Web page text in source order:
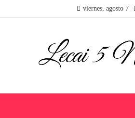
viernes, agosto 7